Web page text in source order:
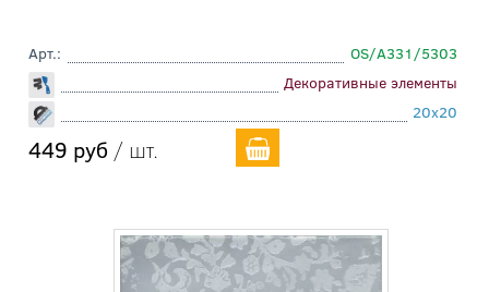
Арт.:
OS/A331/5303
Декоративные элементы
20x20
449 руб / шт.